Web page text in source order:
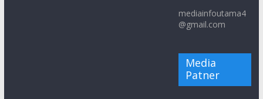
mediainfoutama4
@gmail.com
Media
Patner